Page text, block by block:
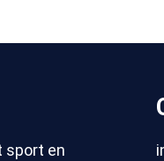
sport en